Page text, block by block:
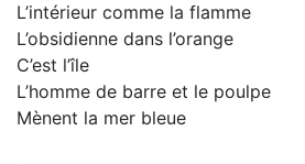
L’intérieur comme la flamme
L’obsidienne dans l’orange
C’est l’île
L’homme de barre et le poulpe
Mènent la mer bleue